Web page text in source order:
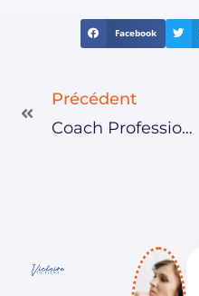
Facebook
Précédent
Coach Professionnel : Comment Trouver Le Bon ?